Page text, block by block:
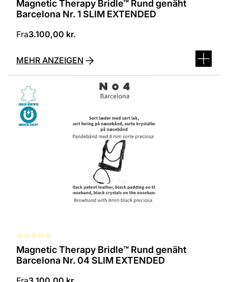
Magnetic Therapy Bridle™ Rund genäht
Barcelona Nr. 1 SLIM EXTENDED
Fra3.100,00 kr.
MEHR ANZEIGEN
☆☆☆☆☆
Magnetic Therapy Bridle™ Rund genäht
Barcelona Nr. 04 SLIM EXTENDED
Produkt
ist
in
verschiedenen
Varianten